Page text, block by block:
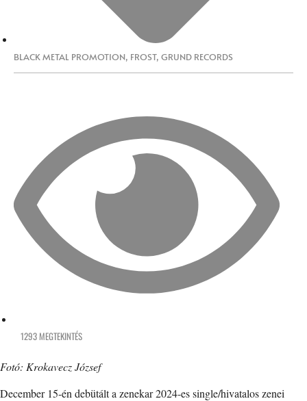
BLACK METAL PROMOTION, FROST, GRUND RECORDS
1293 MEGTEKINTÉS
Fotó: Krokavecz József
December 15-én debütált a zenekar 2024-es single/hivatalos zenei